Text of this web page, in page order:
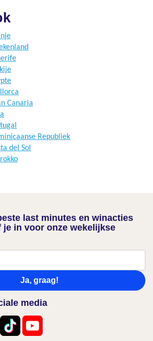
Canaria
Republiek
del Sol
last minutes en winacties
in voor onze wekelijkse
Ja, graag!
media